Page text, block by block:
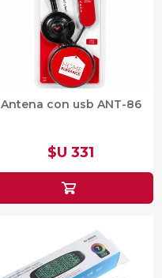
Antena con usb ANT-86
$U 331